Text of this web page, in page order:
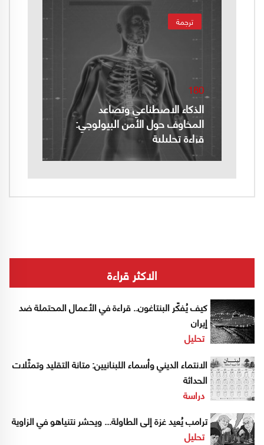
ترجمة
180
الذكاء الاصطناعي وتصاعد
المخاوف حول الأمن البيولوجي:
قراءة تحليلية
الاكثر قراءة
كيف يُفكّر البنتاغون.. قراءة في الأعمال المحتملة ضد
إيران
تحليل
الانتماء الديني وأسماء اللبنانيين: متانة التقليد وتمثّلات
الحداثة
دراسة
ترامب يُعيد غزة إلى الطاولة... ويحشر نتنياهو في الزاوية
تحليل